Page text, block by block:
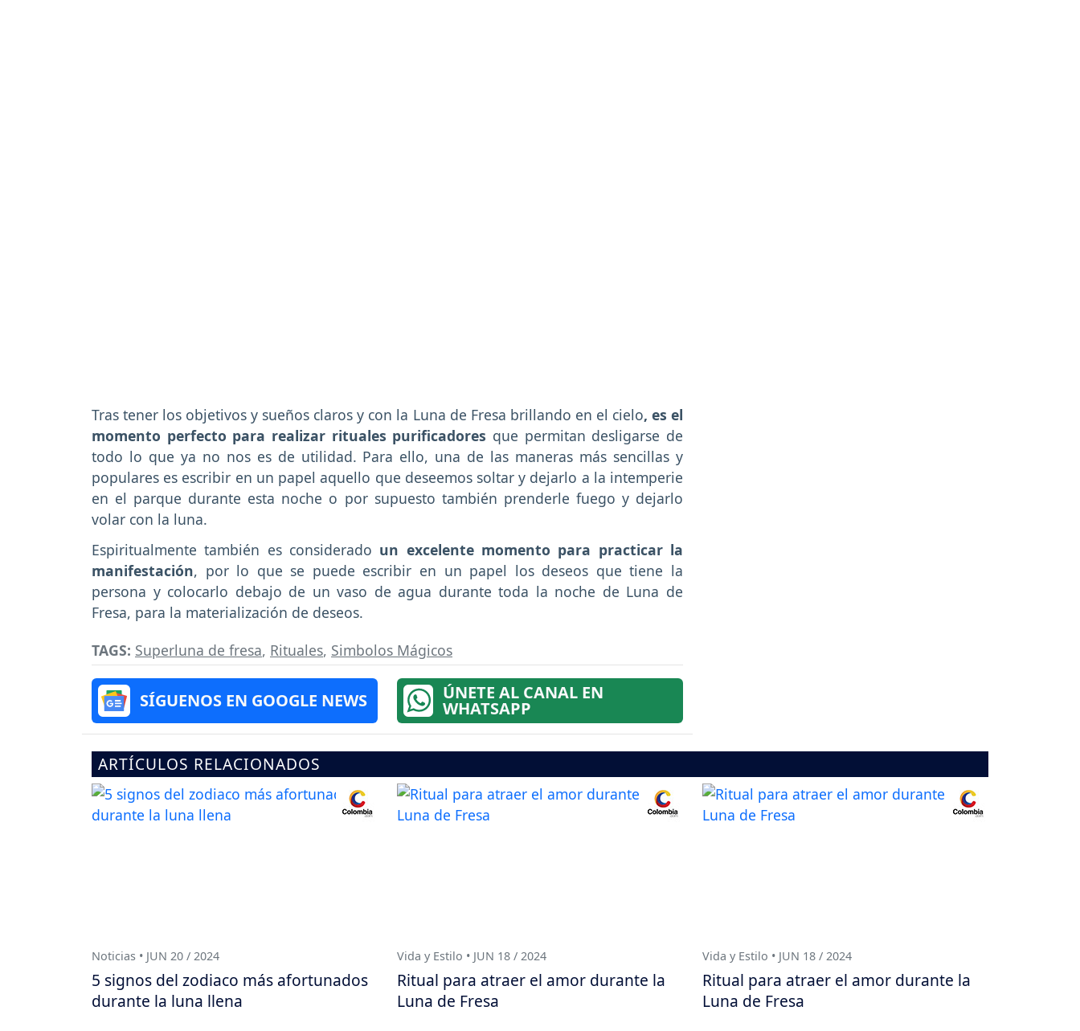
Tras tener los objetivos y sueños claros y con la Luna de Fresa brillando en el cielo, es el
momento perfecto para realizar rituales purificadores que permitan desligarse de
todo lo que ya no nos es de utilidad. Para ello, una de las maneras más sencillas y
populares es escribir en un papel aquello que deseemos soltar y dejarlo a la intemperie
en el parque durante esta noche o por supuesto también prenderle fuego y dejarlo
volar con la luna.
Espiritualmente también es considerado un excelente momento para practicar la
manifestación, por lo que se puede escribir en un papel los deseos que tiene la
persona y colocarlo debajo de un vaso de agua durante toda la noche de Luna de
Fresa, para la materialización de deseos.
TAGS: Superluna de fresa, Rituales, Simbolos Mágicos
SÍGUENOS EN GOOGLE NEWS ÚNETE AL CANAL EN
WHATSAPP
ARTÍCULOS RELACIONADOS
Noticias • JUN 20 / 2024
5 signos del zodiaco más afortunados
durante la luna llena
Vida y Estilo • JUN 18 / 2024
Ritual para atraer el amor durante la
Luna de Fresa
Vida y Estilo • JUN 18 / 2024
Ritual para atraer el amor durante la
Luna de Fresa